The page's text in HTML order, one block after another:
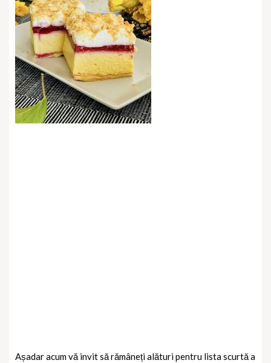
Așadar acum vă invit să rămâneți alături pentru lista scurtă a